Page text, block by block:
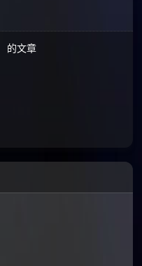
的文章